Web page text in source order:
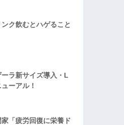
ク飲むとハゲること
ーラ新サイズ導入・L
ーアル！
家「疲労回復に栄養ド